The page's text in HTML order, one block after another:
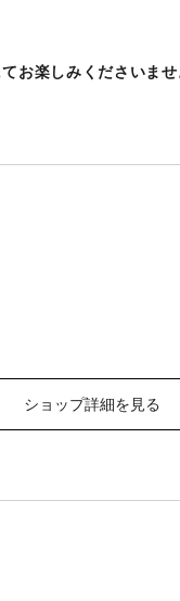
お楽しみくださいませ
ショップ詳細を見る